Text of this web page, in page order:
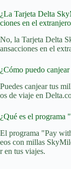
¿La Tarjeta Delta
ciones en el
No, la Tarjeta Delta
ansacciones en el
¿Cómo puedo
Puedes canjear tus
os de viaje en
¿Qué es el
El programa "Pay
eos con millas
r en tus viajes.